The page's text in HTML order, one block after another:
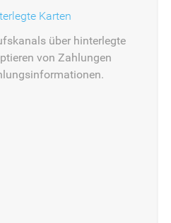
Karten
über hinterlegte
von Zahlungen